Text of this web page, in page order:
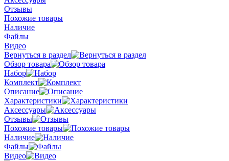
Отзывы
Похожие товары
Наличие
Файлы
Видео
Вернуться в раздел
Обзор товара
Набор
Комплект
Описание
Характеристики
Аксессуары
Отзывы
Похожие товары
Наличие
Файлы
Видео